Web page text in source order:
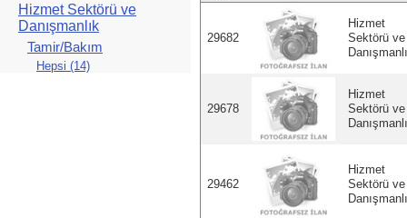
Hizmet Sektörü ve
Danışmanlık
Tamir/Bakım
Hepsi (14)
29682
Hizmet
Sektörü ve
29678
Hizmet
Sektörü ve
29462
Hizmet
Sektörü ve